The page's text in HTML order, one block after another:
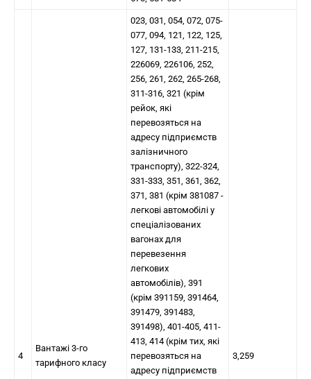
4
Вантажі 3-го
тарифного класу
023, 031, 054, 072, 075-
077, 094, 121, 122, 125,
127, 131-133, 211-215,
226069, 226106, 252,
256, 261, 262, 265-268,
311-316, 321 (крім
рейок, які
перевозяться на
адресу підприємств
залізничного
транспорту), 322-324,
331-333, 351, 361, 362,
371, 381 (крім 381087 -
легкові автомобілі у
спеціалізованих
вагонах для
перевезення
легкових
автомобілів), 391
(крім 391159, 391464,
391479, 391483,
391498), 401-405, 411-
413, 414 (крім тих, які
перевозяться на
адресу підприємств
3,259